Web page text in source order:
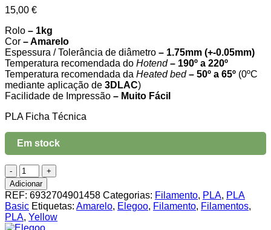
15,00 €
Rolo – 1kg
Cor – Amarelo
Espessura / Tolerância de diâmetro – 1.75mm (+-0.05mm)
Temperatura recomendada do Hotend– 190º a 220º
Temperatura recomendada da Heated bed – 50º a 65º (0ºC
mediante aplicação de 3DLAC)
Facilidade de Impressão – Muito Fácil
PLA Ficha Técnica
Em stock
Quantidade
de
PLA
Amarelo
Elegoo
1Kg
Adicionar
REF: 6932704901458 Categorias: Filamento, PLA, PLA
Basic Etiquetas: Amarelo, Elegoo, Filamento, Filamentos,
PLA, Yellow